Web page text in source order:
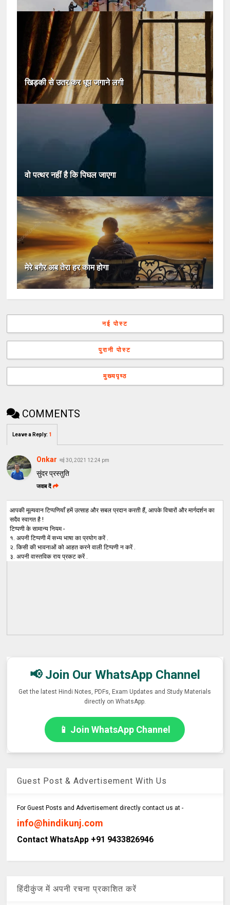
खिड़की से उतर कर धूप जगाने लगी
वो पत्थर नहीं है कि पिघल जाएगा
मेरे बगैर अब तेरा हर काम होगा
नई पोस्ट
पुरानी पोस्ट
मुख्यपृष्ठ
COMMENTS
Leave a Reply: 1
Onkar मई 30, 2021 12:24 pm
सुंदर प्रस्तुति
जवाब दें
आपकी मूल्यवान टिप्पणियाँ हमें उत्साह और सबल प्रदान करती हैं, आपके विचारों और मार्गदर्शन का
सदैव स्वागत है !
टिप्पणी के सामान्य नियम -
१. अपनी टिप्पणी में सभ्य भाषा का प्रयोग करें .
२. किसी की भावनाओं को आहत करने वाली टिप्पणी न करें .
३. अपनी वास्तविक राय प्रकट करें .
📢 Join Our WhatsApp Channel
Get the latest Hindi Notes, PDFs, Exam Updates and Study Materials
directly on WhatsApp.
📱 Join WhatsApp Channel
Guest Post & Advertisement With Us
For Guest Posts and Advertisement directly contact us at -
info@hindikunj.com
Contact WhatsApp +91 9433826946
हिंदीकुंज में अपनी रचना प्रकाशित करें